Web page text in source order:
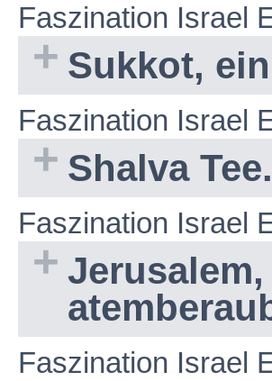
Faszination Israel
Sukkot,
Faszination Israel
Shalva
Faszination Israel
Faszination Israel